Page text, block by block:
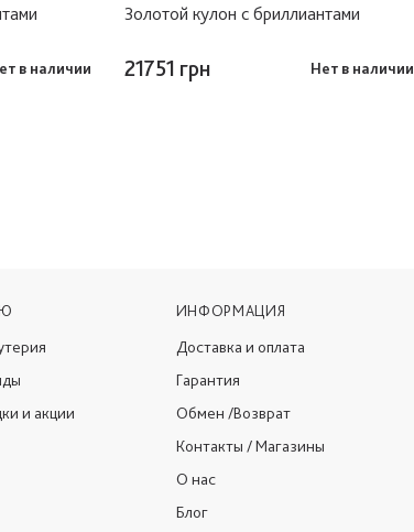
в наличии
Золотой кулон с бриллиантами
21751 грн Нет в наличии
и акции
ИНФОРМАЦИЯ
Доставка и оплата
Гарантия
Обмен /Возврат
Контакты / Магазины
О нас
Блог